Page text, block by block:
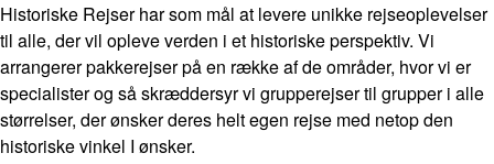
Historiske Rejser har som mål at levere unikke rejseoplevelser
til alle, der vil opleve verden i et historiske perspektiv. Vi
arrangerer pakkerejser på en række af de områder, hvor vi er
specialister og så skræddersyr vi grupperejser til grupper i alle
størrelser, der ønsker deres helt egen rejse med netop den
historiske vinkel I ønsker.